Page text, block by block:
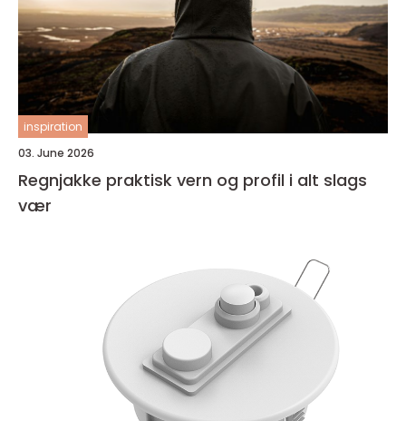
inspiration
03. June 2026
Regnjakke praktisk vern og profil i alt slags
vær